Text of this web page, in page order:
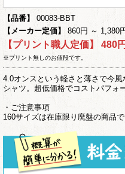
【品番】
00083-BBT
【メーカー定価】
860円 ～ 1,380
【プリント職人定価】 480
※プリント無しのお値段です。
4.0オンスという軽さと薄さで今
シャツ。超低価格でコストパフォ
・ご注意事項
160サイズは在庫限り廃盤の商品で